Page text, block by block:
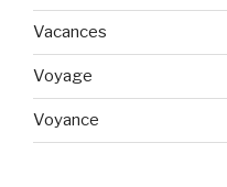
Vacances
Voyage
Voyance